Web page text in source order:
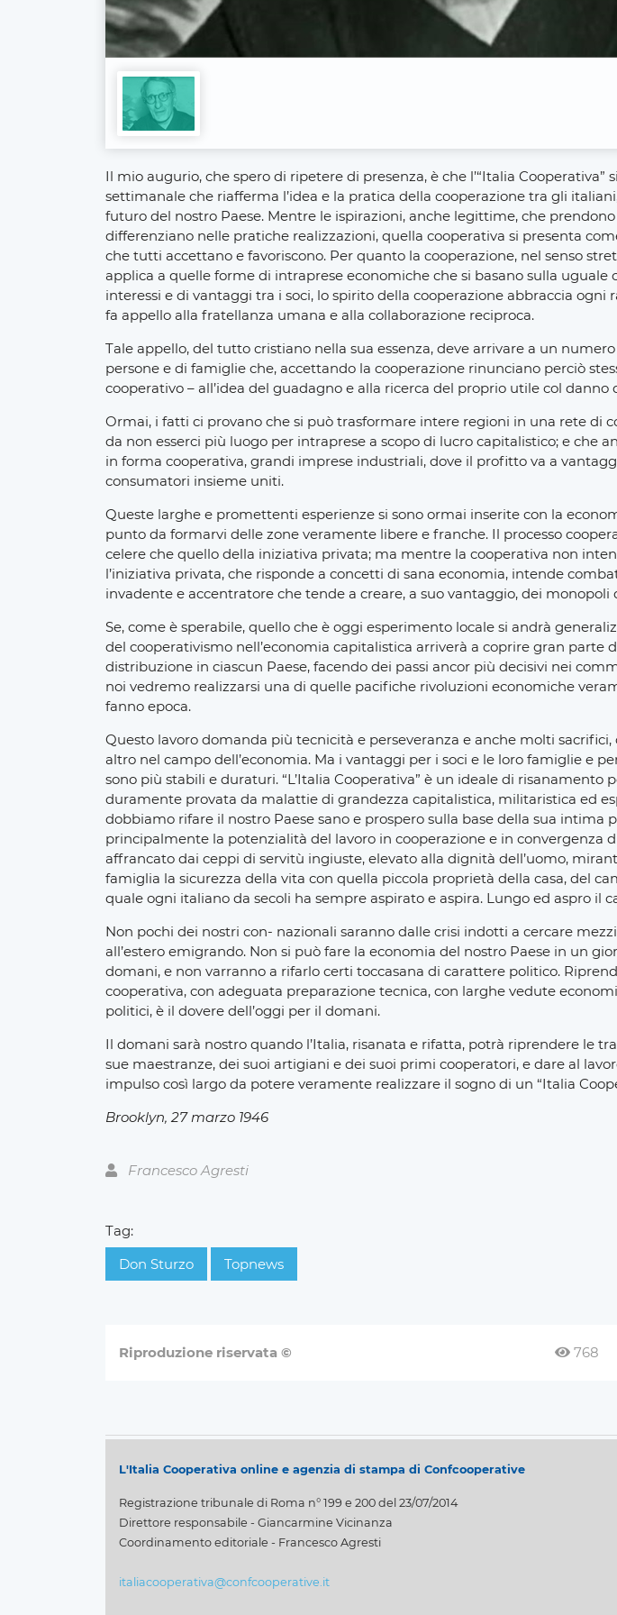
Il mio augurio, che spero di ripetere di presenza, è che l’“Italia Cooperativa”
settimanale che riafferma l’idea e la pratica della cooperazione tra gli
futuro del nostro Paese. Mentre le ispirazioni, anche legittime, che
differenziano nelle pratiche realizzazioni, quella cooperativa si presenta
che tutti accettano e favoriscono. Per quanto la cooperazione, nel senso
applica a quelle forme di intraprese economiche che si basano sulla uguale
interessi e di vantaggi tra i soci, lo spirito della cooperazione abbraccia ogni
fa appello alla fratellanza umana e alla collaborazione reciproca.
Tale appello, del tutto cristiano nella sua essenza, deve arrivare a un
persone e di famiglie che, accettando la cooperazione rinunciano perciò
cooperativo – all’idea del guadagno e alla ricerca del proprio utile col danno
Ormai, i fatti ci provano che si può trasformare intere regioni in una rete di
da non esserci più luogo per intraprese a scopo di lucro capitalistico; e che
in forma cooperativa, grandi imprese industriali, dove il profitto va a
consumatori insieme uniti.
Queste larghe e promettenti esperienze si sono ormai inserite con la
punto da formarvi delle zone veramente libere e franche. Il processo
celere che quello della iniziativa privata; ma mentre la cooperativa non
l’iniziativa privata, che risponde a concetti di sana economia, intende
invadente e accentratore che tende a creare, a suo vantaggio, dei
Se, come è sperabile, quello che è oggi esperimento locale si andrà
del cooperativismo nell’economia capitalistica arriverà a coprire gran parte
distribuzione in ciascun Paese, facendo dei passi ancor più decisivi nei
noi vedremo realizzarsi una di quelle pacifiche rivoluzioni economiche
fanno epoca.
Questo lavoro domanda più tecnicità e perseveranza e anche molti sacrifici,
altro nel campo dell’economia. Ma i vantaggi per i soci e le loro famiglie e
sono più stabili e duraturi. “L’Italia Cooperativa” è un ideale di risanamento
duramente provata da malattie di grandezza capitalistica, militaristica ed
dobbiamo rifare il nostro Paese sano e prospero sulla base della sua intima
principalmente la potenzialità del lavoro in cooperazione e in convergenza
affrancato dai ceppi di servitù ingiuste, elevato alla dignità dell’uomo,
famiglia la sicurezza della vita con quella piccola proprietà della casa, del
quale ogni italiano da secoli ha sempre aspirato e aspira. Lungo ed aspro il
Non pochi dei nostri con- nazionali saranno dalle crisi indotti a cercare
all’estero emigrando. Non si può fare la economia del nostro Paese in un
domani, e non varranno a rifarlo certi toccasana di carattere politico.
cooperativa, con adeguata preparazione tecnica, con larghe vedute
politici, è il dovere dell’oggi per il domani.
Il domani sarà nostro quando l’Italia, risanata e rifatta, potrà riprendere le
sue maestranze, dei suoi artigiani e dei suoi primi cooperatori, e dare al
impulso così largo da potere veramente realizzare il sogno di un “Italia
Brooklyn, 27 marzo 1946
Francesco Agresti
Tag:
Don Sturzo
Topnews
Riproduzione riservata © 768
L'Italia Cooperativa online e agenzia di stampa di Confcooperative
Registrazione tribunale di Roma n° 199 e 200 del 23/07/2014
Direttore responsabile - Giancarmine Vicinanza
Coordinamento editoriale - Francesco Agresti
italiacooperativa@confcooperative.it